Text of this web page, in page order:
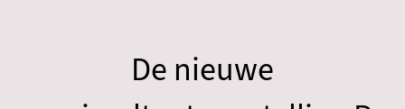
De nieuwe